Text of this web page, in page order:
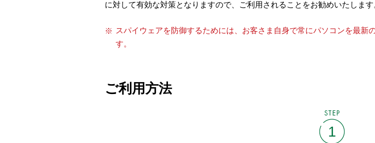
に対して有効な対策となりますので、ご利用されることをお勧めいたします
スパイウェアを防御するためには、お客さま自身で常にパソコンを最新
す。
ご利用方法
1